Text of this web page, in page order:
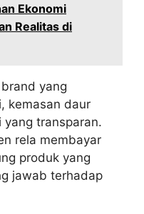
Ekonomi
Realitas di
yang
kemasan daur
yang transparan.
rela membayar
produk yang
jawab terhadap